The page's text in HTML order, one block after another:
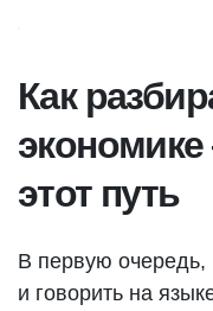
Как
этот путь
В первую очередь,
и говорить на